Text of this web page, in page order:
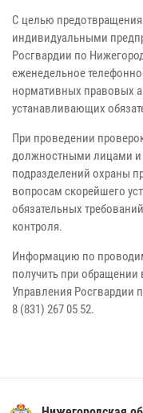
С целью
индивидуальными
Росгвардии по
еженедельное
нормативных правовых
устанавливающих
При проведении
должностными лицами и
подразделений охраны
вопросам скорейшего
обязательных
контроля.
Информацию по
получить при обращении
Управления Росгвардии
8 (831) 267 05 52.